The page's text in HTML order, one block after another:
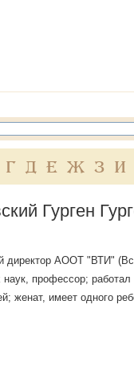
Г Д Е Ж З И
Гурген
директор АООТ "ВТИ"
наук, профессор;
женат, имеет одного